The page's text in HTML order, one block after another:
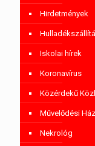
Hirdetmények
Iskolai hírek
Koronavírus
Közérdekű
Művelődési
Nekrológ